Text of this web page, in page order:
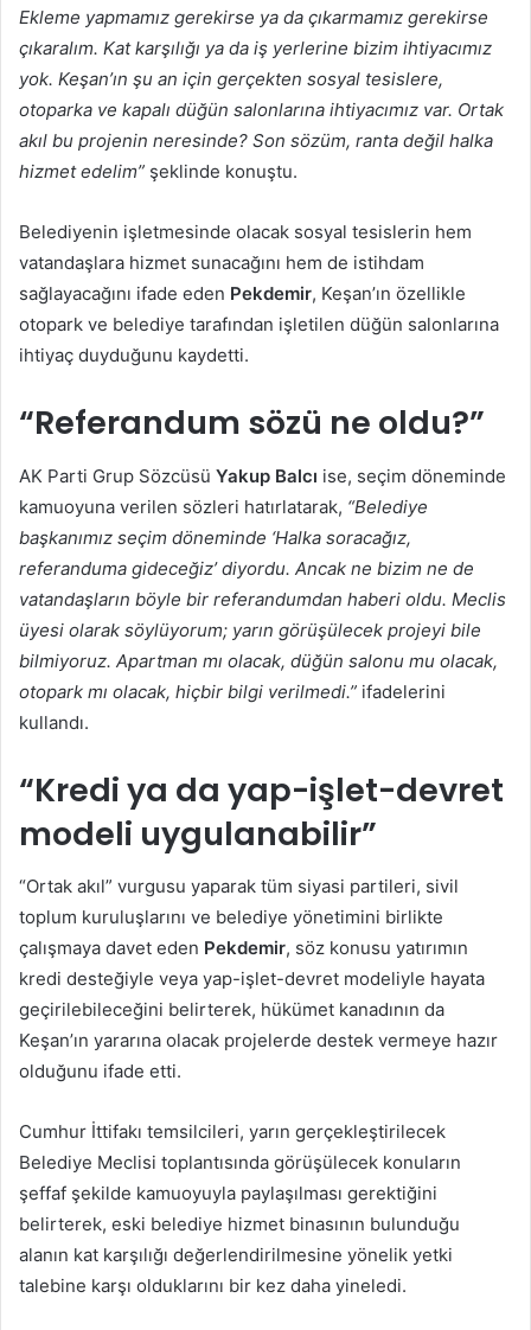
Ekleme yapmamız gerekirse ya da çıkarmamız gerekirse
çıkaralım. Kat karşılığı ya da iş yerlerine bizim ihtiyacımız
yok. Keşan’ın şu an için gerçekten sosyal tesislere,
otoparka ve kapalı düğün salonlarına ihtiyacımız var. Ortak
akıl bu projenin neresinde? Son sözüm, ranta değil halka
hizmet edelim” şeklinde konuştu.
Belediyenin işletmesinde olacak sosyal tesislerin hem
vatandaşlara hizmet sunacağını hem de istihdam
sağlayacağını ifade eden Pekdemir, Keşan’ın özellikle
otopark ve belediye tarafından işletilen düğün salonlarına
ihtiyaç duyduğunu kaydetti.
“Referandum sözü ne oldu?”
AK Parti Grup Sözcüsü Yakup Balcı ise, seçim döneminde
kamuoyuna verilen sözleri hatırlatarak, “Belediye
başkanımız seçim döneminde ‘Halka soracağız,
referanduma gideceğiz’ diyordu. Ancak ne bizim ne de
vatandaşların böyle bir referandumdan haberi oldu. Meclis
üyesi olarak söylüyorum; yarın görüşülecek projeyi bile
bilmiyoruz. Apartman mı olacak, düğün salonu mu olacak,
otopark mı olacak, hiçbir bilgi verilmedi.” ifadelerini
kullandı.
“Kredi ya da yap-işlet-devret
modeli uygulanabilir”
“Ortak akıl” vurgusu yaparak tüm siyasi partileri, sivil
toplum kuruluşlarını ve belediye yönetimini birlikte
çalışmaya davet eden Pekdemir, söz konusu yatırımın
kredi desteğiyle veya yap-işlet-devret modeliyle hayata
geçirilebileceğini belirterek, hükümet kanadının da
Keşan’ın yararına olacak projelerde destek vermeye hazır
olduğunu ifade etti.
Cumhur İttifakı temsilcileri, yarın gerçekleştirilecek
Belediye Meclisi toplantısında görüşülecek konuların
şeffaf şekilde kamuoyuyla paylaşılması gerektiğini
belirterek, eski belediye hizmet binasının bulunduğu
alanın kat karşılığı değerlendirilmesine yönelik yetki
talebine karşı olduklarını bir kez daha yineledi.